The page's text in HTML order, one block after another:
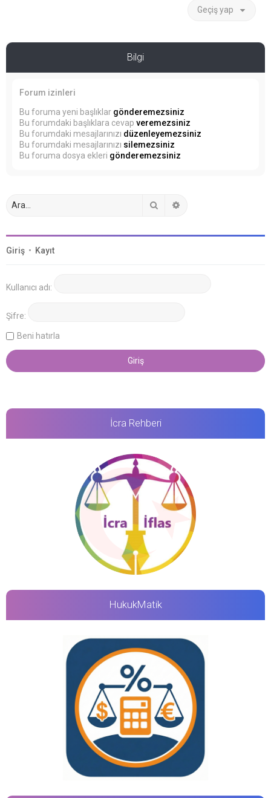
Geçiş yap
Bilgi
Forum izinleri
Bu foruma yeni başlıklar gönderemezsiniz
Bu forumdaki başlıklara cevap veremezsiniz
Bu forumdaki mesajlarınızı düzenleyemezsiniz
Bu forumdaki mesajlarınızı silemezsiniz
Bu foruma dosya ekleri gönderemezsiniz
Giriş • Kayıt
Kullanıcı adı:
Şifre:
Beni hatırla
İcra Rehberi
HukukMatik